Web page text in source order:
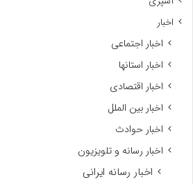
اخبار
اخبار اجتماعی
اخبار استانها
اخبار اقتصادی
اخبار بین الملل
اخبار حوادث
اخبار رسانه و تلویزیون
اخبار رسانه ایرانی